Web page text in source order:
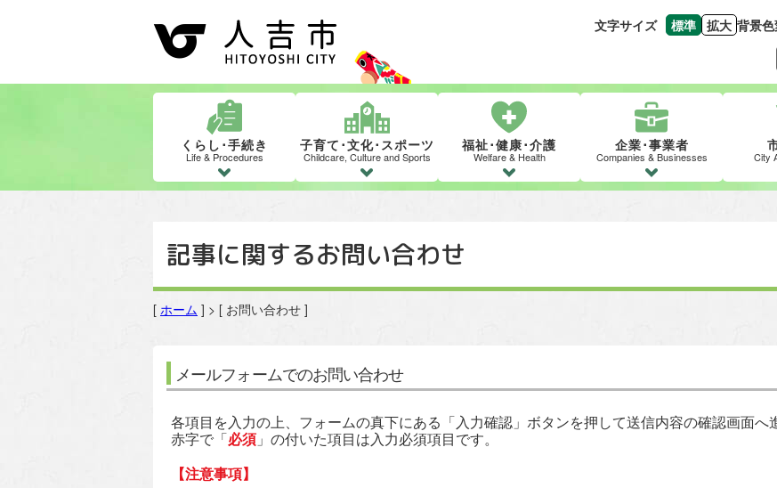
文字サイズ 標準
文字の大きさをも
拡大
文字を大き
背景
くらし･手続き
Life & Procedures
子育て･文化･スポーツ
Childcare, Culture and Sports
福祉･健康･介護
Welfare & Health
企業･事業者
Companies & Businesses City
記事に関するお問い合わせ
[ ホーム ] > [ お問い合わせ ]
メールフォームでのお問い合わせ
各項目を入力の上、フォームの真下にある「入力確認」ボタンを押して送信内容の確認画面へ
赤字で「必須 」の付いた項目は入力必須項目です。
【注意事項】